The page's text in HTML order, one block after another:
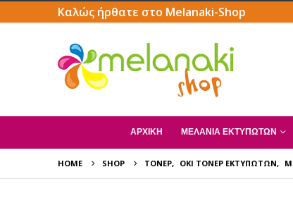
Καλώς ήρθατε στο Melanaki-Shop
ΑΡΧΙΚΗ ΜΕΛΆΝΙΑ ΕΚΤΥΠΩΤΏΝ
HOME SHOP ΤΌΝΕΡ, OKI ΤΌΝΕΡ ΕΚΤΥΠΩΤΏΝ,